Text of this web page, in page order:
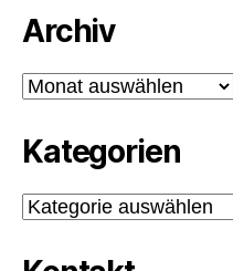
Archiv
Archiv
Kategorien
Kategorien